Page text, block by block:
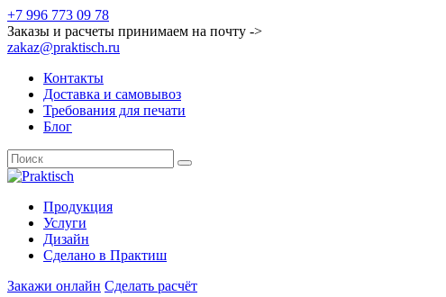
+7 996 773 09 78
Заказы и расчеты принимаем на почту ->
zakaz@praktisch.ru
Контакты
Доставка и самовывоз
Требования для печати
Блог
Продукция
Услуги
Дизайн
Cделано в Практиш
Закажи онлайн Сделать расчёт